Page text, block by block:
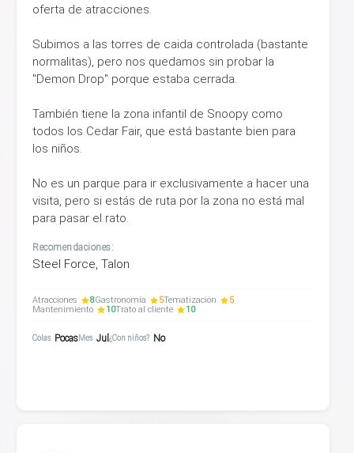
oferta de atracciones.
Subimos a las torres de caida controlada (bastante
normalitas), pero nos quedamos sin probar la
"Demon Drop" porque estaba cerrada.
También tiene la zona infantil de Snoopy como
todos los Cedar Fair, que está bastante bien para
los niños.
No es un parque para ir exclusivamente a hacer una
visita, pero si estás de ruta por la zona no está mal
para pasar el rato.
Recomendaciones:
Steel Force, Talon
Atracciones 8Gastronomía 5Tematización
5
Mantenimiento
10Trato al cliente 10
Colas PocasMes Jul ¿Con niños? No